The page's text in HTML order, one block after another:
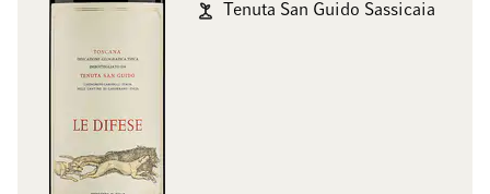
Tenuta San Guido Sassicaia